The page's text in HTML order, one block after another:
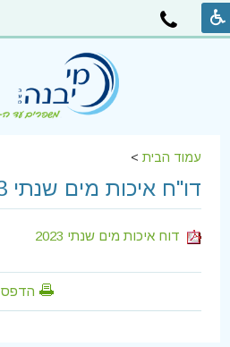
עמוד הבית>
דו"ח איכות מים שנתי 2023
דוח איכות מים שנתי 2023
הדפס